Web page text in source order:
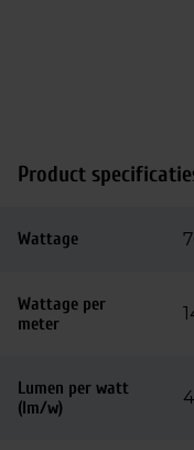
Product
Wattage
Wattage per
meter
Lumen per watt
(lm/w)